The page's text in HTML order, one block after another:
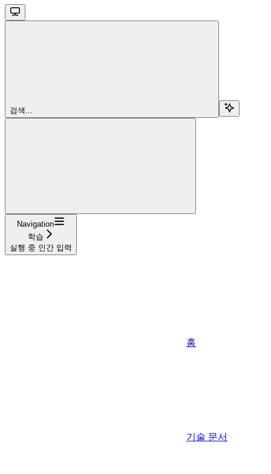
검색...
Navigation
학습
실행 중 인간 입력
홈
기술 문서